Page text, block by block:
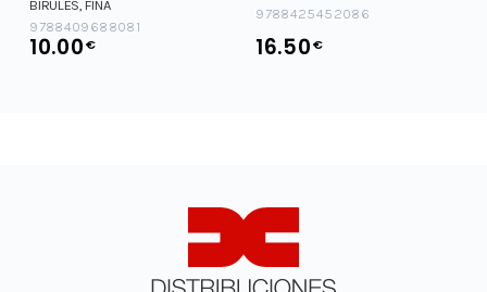
BIRULES, FINA
9788409688081
10.00€
9788425452086
16.50€